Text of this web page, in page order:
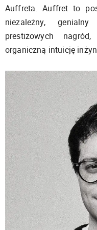
Auffreta. Auffret to
niezależny,
prestiżowych
organiczną intuicję